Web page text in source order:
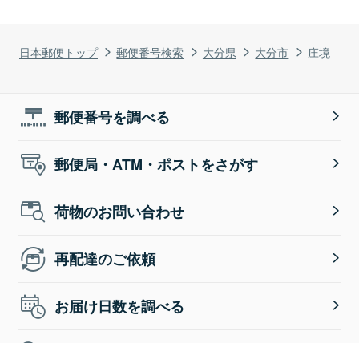
日本郵便トップ 郵便番号検索 大分県 大分市 庄境
郵便番号を調べる
郵便局・ATM・ポストをさがす
荷物のお問い合わせ
再配達のご依頼
お届け日数を調べる